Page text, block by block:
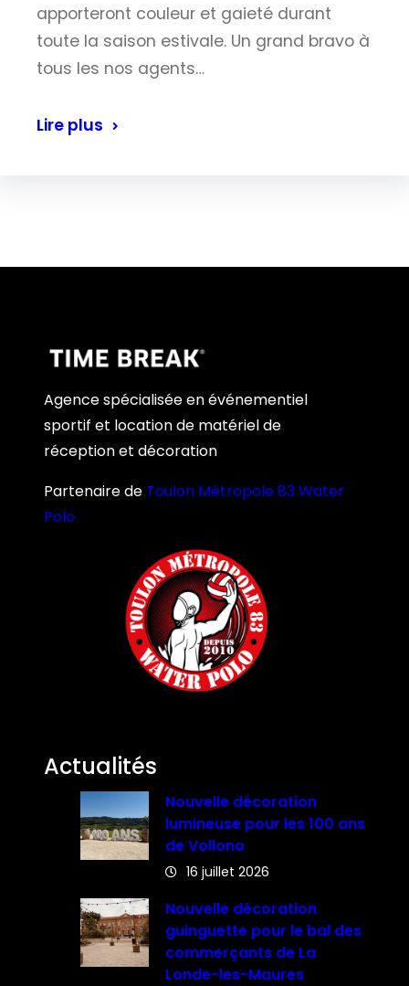
apporteront couleur et gaieté durant
toute la saison estivale. Un grand bravo à
tous les nos agents…
Lire plus
Agence spécialisée en événementiel
sportif et location de matériel de
réception et décoration
Partenaire de Toulon Métropole 83 Water
Polo
Actualités
Nouvelle décoration
lumineuse pour les 100 ans
de Vollono
16 juillet 2026
Nouvelle décoration
guinguette pour le bal des
commerçants de La
Londe-les-Maures